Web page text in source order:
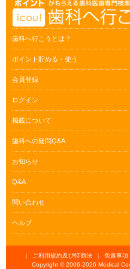
歯科へ行こうとは？
ポイント貯める・使う
会員登録
ログイン
掲載について
歯科への疑問Q&A
お知らせ
Q&A
問い合わせ
ヘルプ
｜ ご利用規約及び特商法 ｜ 免責事項
Copyright © 2006-2026 Medical